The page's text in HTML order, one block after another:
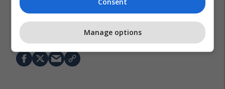
Avni Islami Aleksandar Vulin
Bashkimi Evropian
Serbia
Manage options